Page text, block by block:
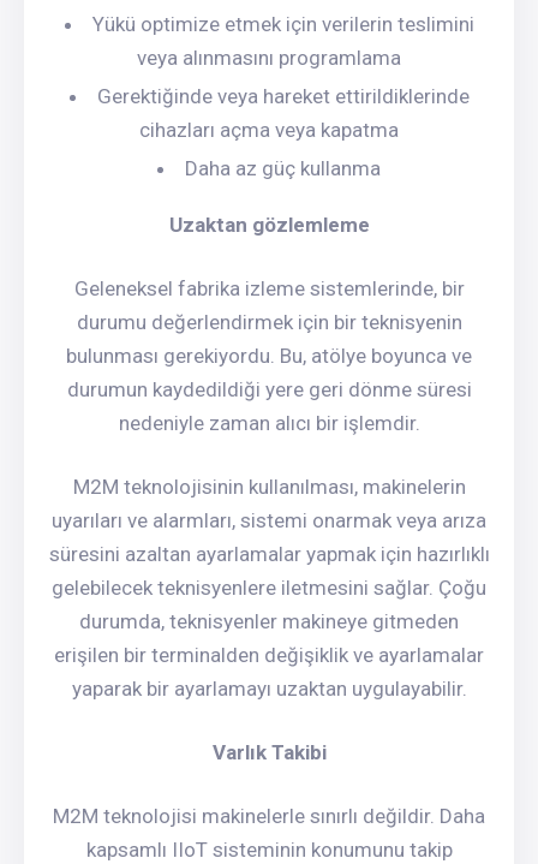
Yükü optimize etmek için verilerin teslimini
veya alınmasını programlama
Gerektiğinde veya hareket ettirildiklerinde
cihazları açma veya kapatma
Daha az güç kullanma
Uzaktan gözlemleme
Geleneksel fabrika izleme sistemlerinde, bir
durumu değerlendirmek için bir teknisyenin
bulunması gerekiyordu. Bu, atölye boyunca ve
durumun kaydedildiği yere geri dönme süresi
nedeniyle zaman alıcı bir işlemdir.
M2M teknolojisinin kullanılması, makinelerin
uyarıları ve alarmları, sistemi onarmak veya arıza
süresini azaltan ayarlamalar yapmak için hazırlıklı
gelebilecek teknisyenlere iletmesini sağlar. Çoğu
durumda, teknisyenler makineye gitmeden
erişilen bir terminalden değişiklik ve ayarlamalar
yaparak bir ayarlamayı uzaktan uygulayabilir.
Varlık Takibi
M2M teknolojisi makinelerle sınırlı değildir. Daha
kapsamlı IIoT sisteminin konumunu takip